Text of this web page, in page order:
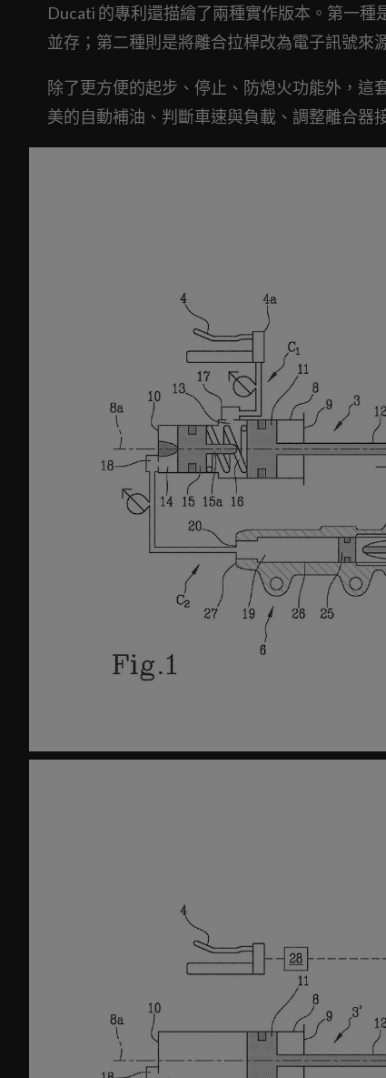
Ducati 的專利還描繪了兩種實作版本。第一
並存；第二種則是將離合拉桿改為電子訊號來
除了更方便的起步、停止、防熄火功能外，這
美的自動補油、判斷車速與負載、調整離合器